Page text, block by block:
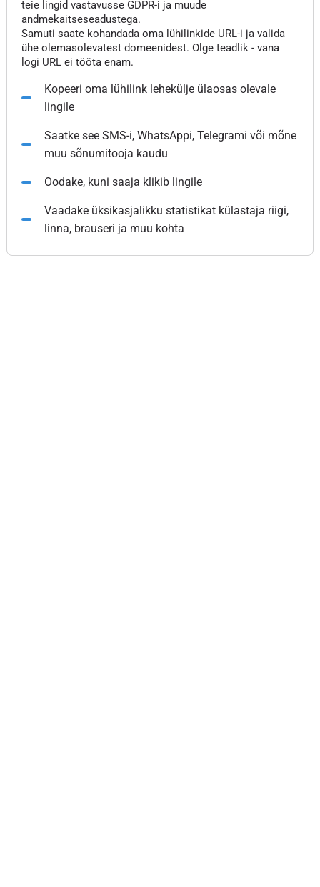
teie lingid vastavusse GDPR-i ja muude
andmekaitseseadustega.
Samuti saate kohandada oma lühilinkide URL-i ja valida
ühe olemasolevatest domeenidest. Olge teadlik - vana
logi URL ei tööta enam.
Kopeeri oma lühilink lehekülje ülaosas olevale
lingile
Saatke see SMS-i, WhatsAppi, Telegrami või mõne
muu sõnumitooja kaudu
Oodake, kuni saaja klikib lingile
Vaadake üksikasjalikku statistikat külastaja riigi,
linna, brauseri ja muu kohta